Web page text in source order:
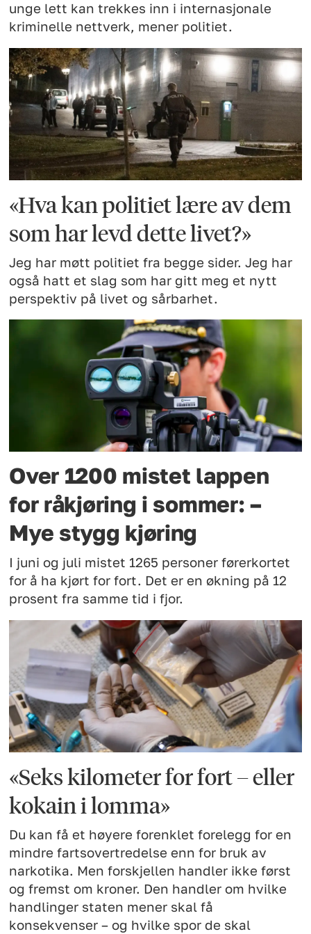
unge lett kan trekkes inn i internasjonale
kriminelle nettverk, mener politiet.
«Hva kan politiet lære av dem
som har levd dette livet?»
Jeg har møtt politiet fra begge sider. Jeg har
også hatt et slag som har gitt meg et nytt
perspektiv på livet og sårbarhet.
Over 1200 mistet lappen
for råkjøring i sommer: –
Mye stygg kjøring
I juni og juli mistet 1265 personer førerkortet
for å ha kjørt for fort. Det er en økning på 12
prosent fra samme tid i fjor.
«Seks kilometer for fort – eller
kokain i lomma»
Du kan få et høyere forenklet forelegg for en
mindre fartsovertredelse enn for bruk av
narkotika. Men forskjellen handler ikke først
og fremst om kroner. Den handler om hvilke
handlinger staten mener skal få
konsekvenser – og hvilke spor de skal